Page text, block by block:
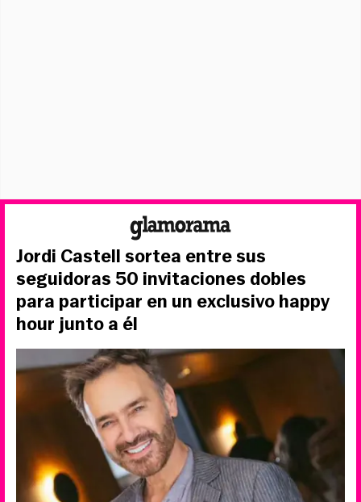
Jordi Castell sortea entre sus
seguidoras 50 invitaciones dobles
para participar en un exclusivo happy
hour junto a él